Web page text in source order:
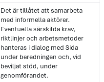
Det är tillåtet att samarbeta
med informella aktörer.
Eventuella särskilda krav,
riktlinjer och arbetsmetoder
hanteras i dialog med Sida
under beredningen och, vid
beviljat stöd, under
genomförandet.